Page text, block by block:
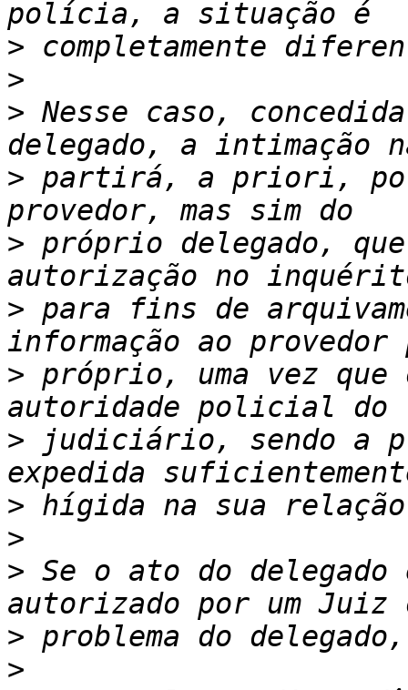
>
>
> Nesse caso,
> partirá, a priori,
> próprio delegado,
> para fins de
> próprio, uma vez que
> judiciário, sendo a
>
>
> Se o ato do delegado
>
>